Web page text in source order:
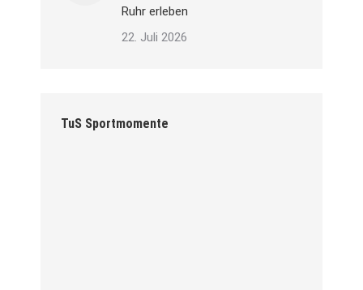
Ruhr erleben
22. Juli 2026
TuS Sportmomente